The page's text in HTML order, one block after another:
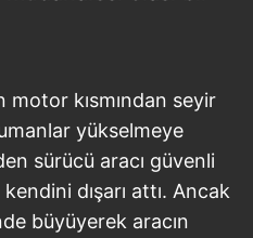
kısmından seyir
yükselmeye
sürücü aracı güvenli
dışarı attı. Ancak
büyüyerek aracın